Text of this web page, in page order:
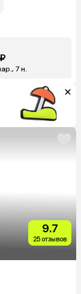
7 н.
9.7
25 отзывов